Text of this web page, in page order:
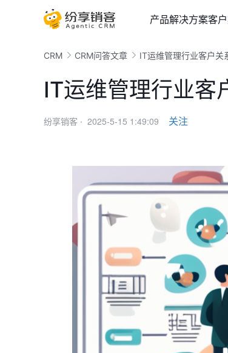
产品解决方案客
CRM CRM问答文章 IT运维管理行业客户关
IT运维管理行业客
纷享销客 · 2025-5-15 1:49:09 关注